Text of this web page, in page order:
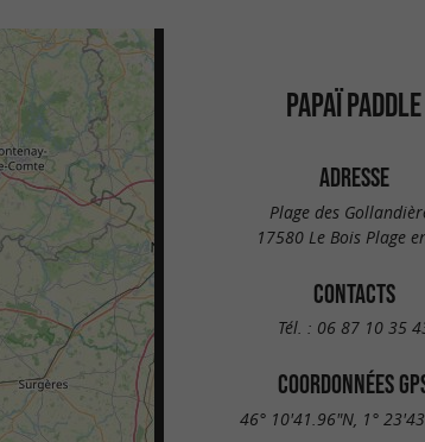
PAPAÏ PADDLE
ADRESSE
Plage des
17580 Le Bois Plage
CONTACTS
Tél. : 06 87 10 35
COORDONNÉES
46° 10'41.96"N, 1°